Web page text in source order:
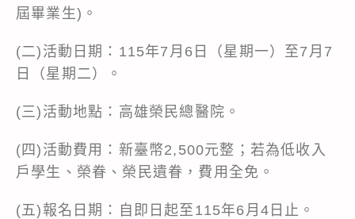
屆畢業生)。
(二)活動日期：115年7月6日（星期一）至7月7
日（星期二）。
(三)活動地點：高雄榮民總醫院。
(四)活動費用：新臺幣2,500元整；若為低收入
戶學生、榮眷、榮民遺眷，費用全免。
(五)報名日期：自即日起至115年6月4日止。